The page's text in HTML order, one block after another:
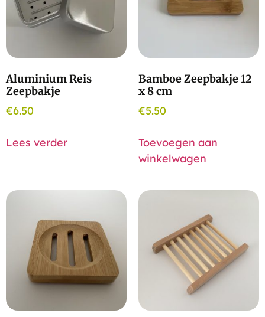
Aluminium Reis
Zeepbakje
€6.50
Lees verder
Bamboe Zeepbakje 12
x 8 cm
€5.50
Toevoegen aan
winkelwagen